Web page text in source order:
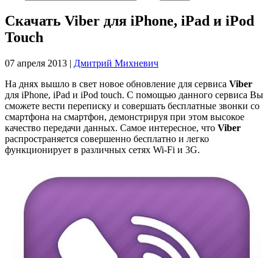
Скачать Viber для iPhone, iPad и iPod
Touch
07 апреля 2013 | Дмитрий Михневич
На днях вышло в свет новое обновление для сервиса Viber
для iPhone, iPad и iPod touch. С помощью данного сервиса Вы
сможете вести переписку и совершать бесплатные звонки со
смартфона на смартфон, демонстрируя при этом высокое
качество передачи данных. Самое интересное, что Viber
распространяется совершенно бесплатно и легко
функционирует в различных сетях Wi-Fi и 3G.